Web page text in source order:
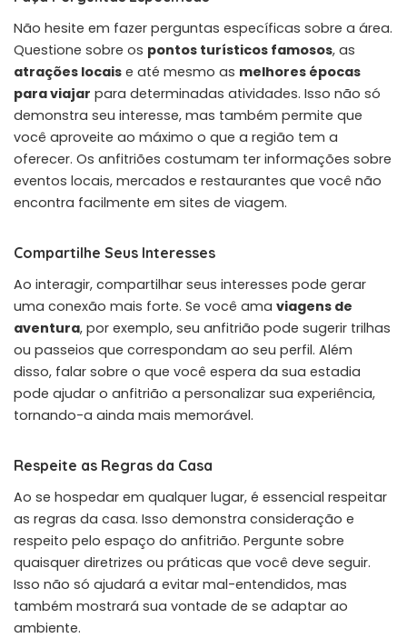
Não hesite em fazer perguntas específicas sobre a área.
Questione sobre os pontos turísticos famosos, as
atrações locais e até mesmo as melhores épocas
para viajar para determinadas atividades. Isso não só
demonstra seu interesse, mas também permite que
você aproveite ao máximo o que a região tem a
oferecer. Os anfitriões costumam ter informações sobre
eventos locais, mercados e restaurantes que você não
encontra facilmente em sites de viagem.
Compartilhe Seus Interesses
Ao interagir, compartilhar seus interesses pode gerar
uma conexão mais forte. Se você ama viagens de
aventura, por exemplo, seu anfitrião pode sugerir trilhas
ou passeios que correspondam ao seu perfil. Além
disso, falar sobre o que você espera da sua estadia
pode ajudar o anfitrião a personalizar sua experiência,
tornando-a ainda mais memorável.
Respeite as Regras da Casa
Ao se hospedar em qualquer lugar, é essencial respeitar
as regras da casa. Isso demonstra consideração e
respeito pelo espaço do anfitrião. Pergunte sobre
quaisquer diretrizes ou práticas que você deve seguir.
Isso não só ajudará a evitar mal-entendidos, mas
também mostrará sua vontade de se adaptar ao
ambiente.